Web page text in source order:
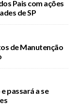
Pais com ações
de SP
de Manutenção
passará a se